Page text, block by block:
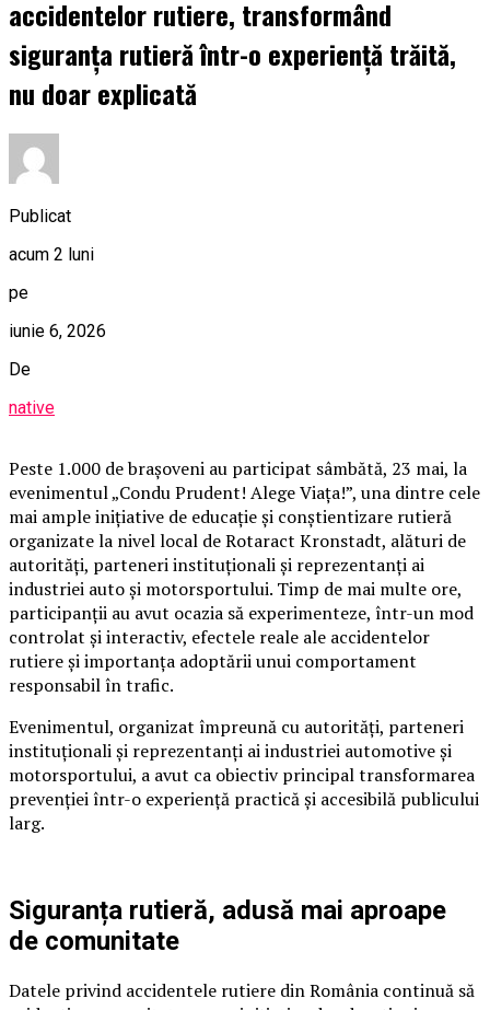
accidentelor rutiere, transformând
siguranța rutieră într-o experiență trăită,
nu doar explicată
Publicat
acum 2 luni
pe
iunie 6, 2026
De
native
Peste 1.000 de brașoveni au participat sâmbătă, 23 mai, la
evenimentul „Condu Prudent! Alege Viața!”, una dintre cele
mai ample inițiative de educație și conștientizare rutieră
organizate la nivel local de Rotaract Kronstadt, alături de
autorități, parteneri instituționali și reprezentanți ai
industriei auto și motorsportului. Timp de mai multe ore,
participanții au avut ocazia să experimenteze, într-un mod
controlat și interactiv, efectele reale ale accidentelor
rutiere și importanța adoptării unui comportament
responsabil în trafic.
Evenimentul, organizat împreună cu autorități, parteneri
instituționali și reprezentanți ai industriei automotive și
motorsportului, a avut ca obiectiv principal transformarea
prevenției într-o experiență practică și accesibilă publicului
larg.
Siguranța rutieră, adusă mai aproape
de comunitate
Datele privind accidentele rutiere din România continuă să